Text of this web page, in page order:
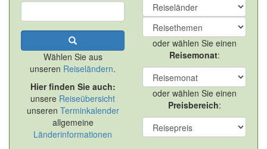
Wählen Sie aus
unseren Reiseländern.
Hier finden Sie auch:
unsere Reiseübersicht
unseren Terminkalender
allgemeine
Länderinformationen
oder wählen Sie einen
Reisemonat:
oder wählen Sie einen
Preisbereich: